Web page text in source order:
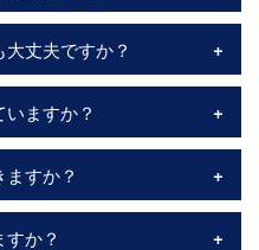
大丈夫ですか？
いますか？
ますか？
すか？